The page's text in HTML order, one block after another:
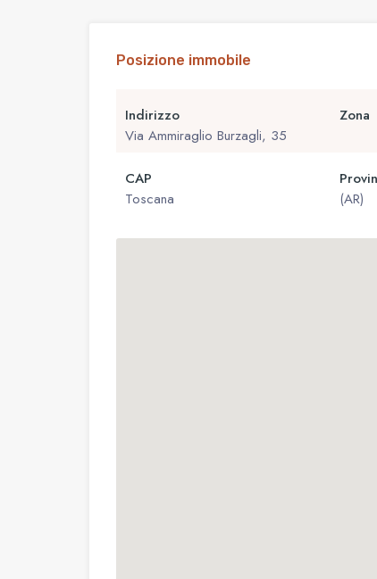
Posizione immobile
Indirizzo
Via Ammiraglio Burzagli, 35
Zona
CAP
Toscana
(AR)